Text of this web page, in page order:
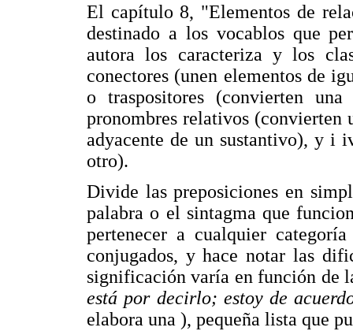
El capítulo 8, "Elementos de
destinado a los vocablos que
autora los caracteriza y los
conectores (unen elementos de
o traspositores (convierten
pronombres relativos (convierten
adyacente de un sustantivo), y i
otro).
Divide las preposiciones en
palabra o el sintagma que
pertenecer a cualquier
conjugados, y hace notar las
significación varía en función de
está por decirlo; estoy de
elabora una ), pequeña lista que